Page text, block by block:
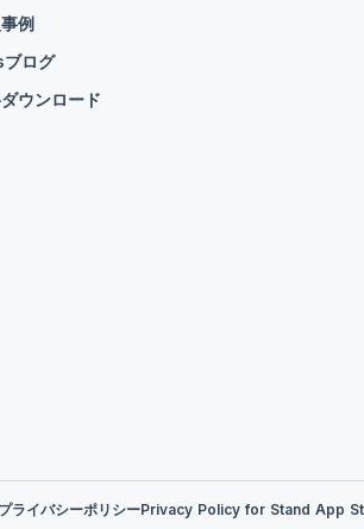
例
ログ
ウンロード
ライバシーポリシーPrivacy Policy for Stand App